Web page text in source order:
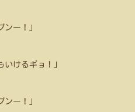
ー！」
けるギョ！」
ー！」